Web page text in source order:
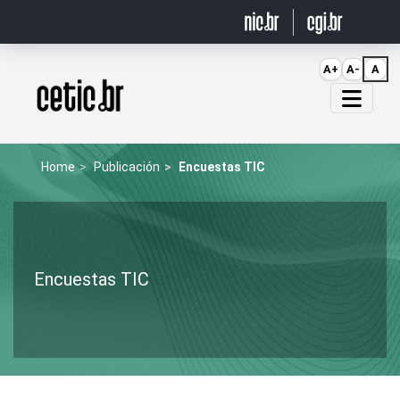
Página inicial
Home Publicación Encuestas TIC
Encuestas TIC
A+ A- A